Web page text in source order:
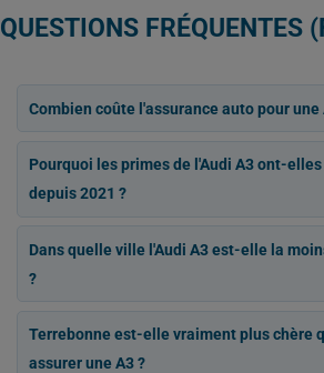
QUESTIONS FRÉQUENTES
Combien coûte l'assurance auto pour une
Pourquoi les primes de l'Audi A3 ont-
depuis 2021 ?
Dans quelle ville l'Audi A3 est-elle la
?
Terrebonne est-elle vraiment plus chère
assurer une A3 ?